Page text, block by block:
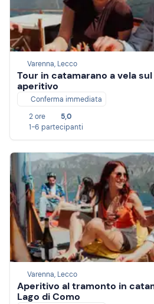
Varenna, Lecco
Tour in catamarano a vela
aperitivo
Conferma immediata
2 ore
5,0
1-6 partecipanti
Varenna, Lecco
Aperitivo al tramonto in
Lago di Como